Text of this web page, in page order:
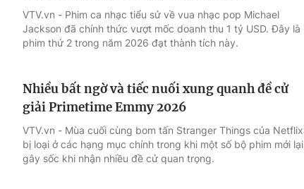
VTV.vn - Phim ca nhạc tiểu sử về vua nhạc pop Michael
Jackson đã chính thức vượt mốc doanh thu 1 tỷ USD. Đây là
phim thứ 2 trong năm 2026 đạt thành tích này.
Nhiều bất ngờ và tiếc nuối xung quanh đề cử
giải Primetime Emmy 2026
VTV.vn - Mùa cuối cùng bom tấn Stranger Things của Netflix
bị loại ở các hạng mục chính trong khi một số bộ phim mới lại
gây sốc khi nhận nhiều đề cử quan trọng.